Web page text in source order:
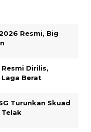
Resmi, Big
Dirilis,
Berat
Turunkan Skuad
Telak